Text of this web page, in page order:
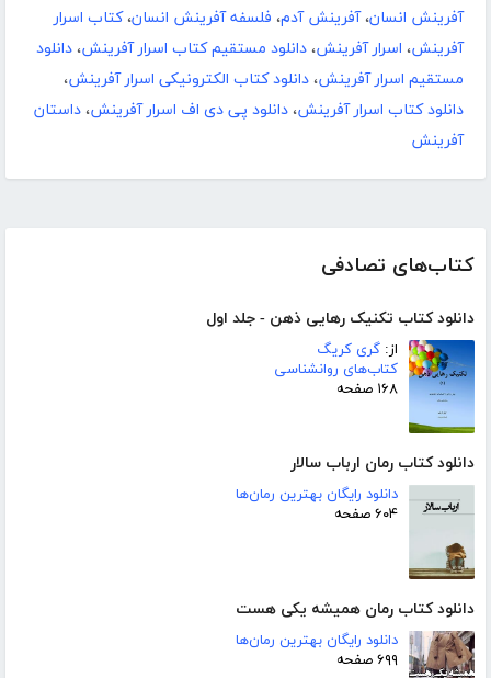
کتاب‌های تصادفی
دانلود کتاب تکنیک رهایی ذهن - جلد اول
از: گری کریگ
کتاب‌های روانشناسی
۱۶۸ صفحه
دانلود کتاب رمان ارباب سالار
دانلود رایگان بهترین رمان‌ها
۶۰۴ صفحه
دانلود کتاب رمان همیشه یکی هست
دانلود رایگان بهترین رمان‌ها
۶۹۹ صفحه
آفرینش انسان،آفرینش آدم، فلسفه آفرینش انسان،کتاب اسرار
آفرینش، اسرار آفرینش، دانلود مستقیم کتاب اسرار آفرینش، دانلود
مستقیم اسرار آفرینش، دانلود کتاب الکترونیکی اسرار آفرینش،
دانلود کتاب اسرار آفرینش، دانلود پی دی اف اسرار آفرینش، داستان
آفرینش